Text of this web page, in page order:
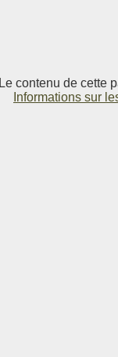
Le contenu de cette
Informations sur